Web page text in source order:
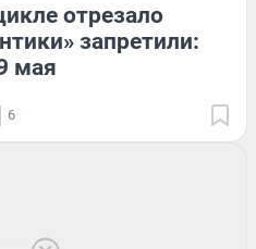
отрезало
запретили:
мая
6